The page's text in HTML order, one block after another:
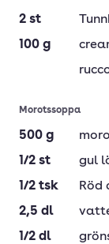
2 st
100 g
Morotssoppa
500 g
1/2 st
gul
1/2 tsk
Röd
2,5 dl
1/2 dl